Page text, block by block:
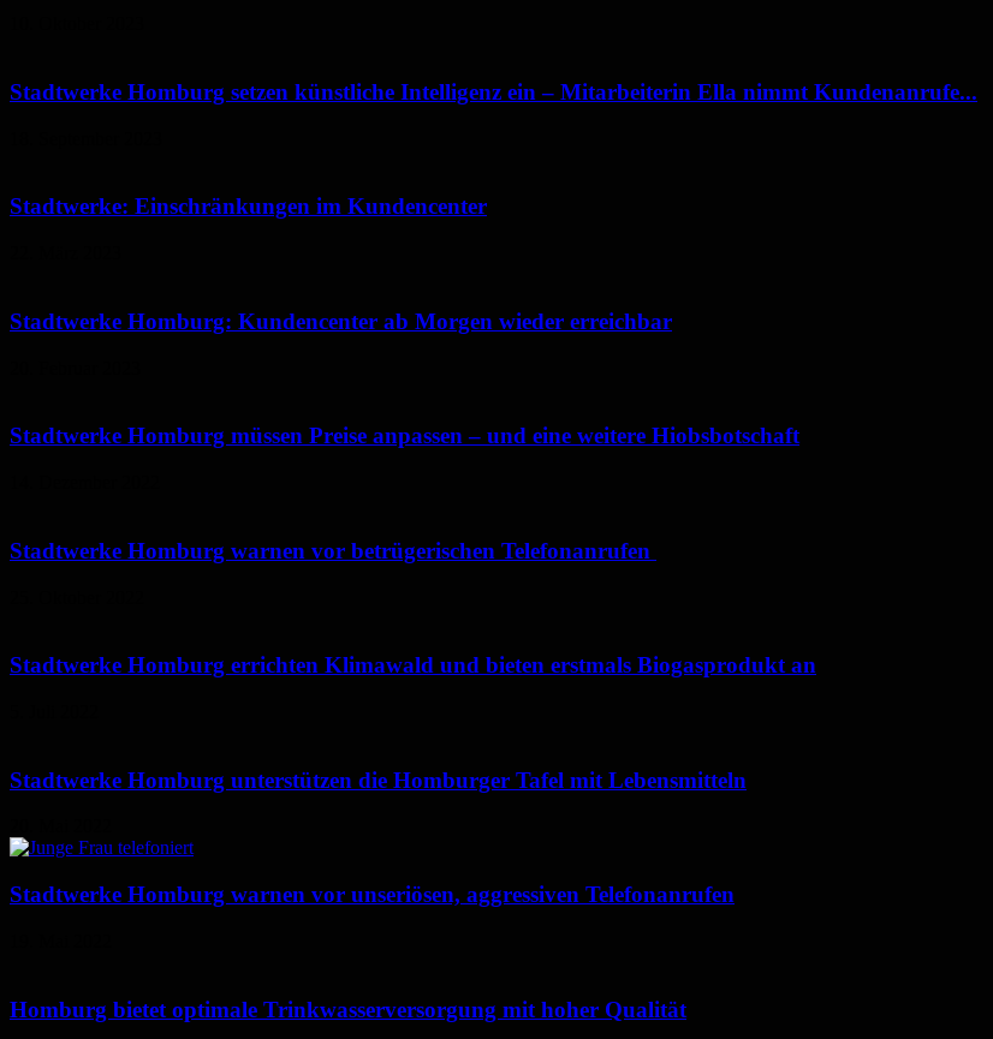
Stadtwerke Homburg setzen künstliche Intelligenz ein – Mitarbeiterin Ella nimmt Kundenanrufe...
Stadtwerke: Einschränkungen im Kundencenter
Stadtwerke Homburg: Kundencenter ab Morgen wieder erreichbar
Stadtwerke Homburg müssen Preise anpassen – und eine weitere Hiobsbotschaft
Stadtwerke Homburg warnen vor betrügerischen Telefonanrufen
Stadtwerke Homburg errichten Klimawald und bieten erstmals Biogasprodukt an
Stadtwerke Homburg unterstützen die Homburger Tafel mit Lebensmitteln
Stadtwerke Homburg warnen vor unseriösen, aggressiven Telefonanrufen
Homburg bietet optimale Trinkwasserversorgung mit hoher Qualität